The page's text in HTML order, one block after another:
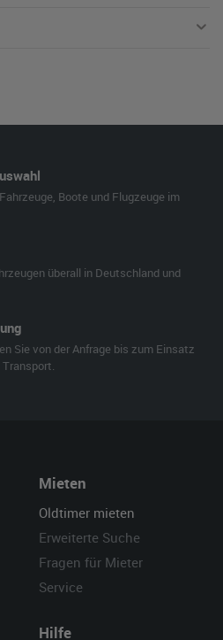
Boote und Flugzeuge im
überall in Deutschland und
Sie von der Anfrage bis zum Einsatz
Mieten
Oldtimer mieten
Erweiterte Suche
Fragen für Mieter
Service
Hilfe